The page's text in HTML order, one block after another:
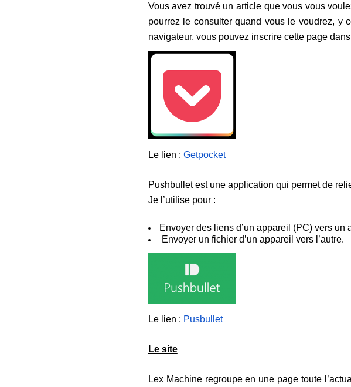
Vous avez trouvé un article que vous vous
pourrez le consulter quand vous le voudrez, y
navigateur, vous pouvez inscrire cette page
Le lien : Getpocket
Pushbullet est une application qui permet de
Je l’utilise pour :
Envoyer des liens d’un appareil (PC) vers
Envoyer un fichier d’un appareil vers l’autre.
Le lien : Pusbullet
Le site
Lex Machine regroupe en une page toute